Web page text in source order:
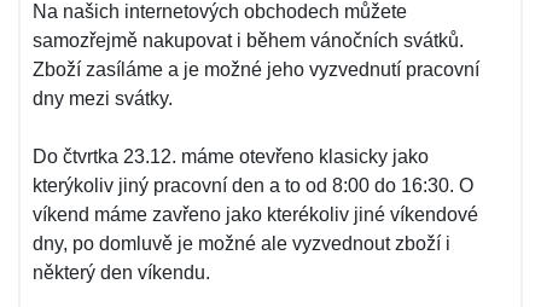
Na našich internetových obchodech můžete
samozřejmě nakupovat i během vánočních svátků.
Zboží zasíláme a je možné jeho vyzvednutí pracovní
dny mezi svátky.
Do čtvrtka 23.12. máme otevřeno klasicky jako
kterýkoliv jiný pracovní den a to od 8:00 do 16:30. O
víkend máme zavřeno jako kterékoliv jiné víkendové
dny, po domluvě je možné ale vyzvednout zboží i
některý den víkendu.